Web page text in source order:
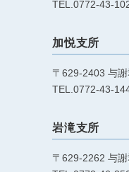
TEL.0772-43-
加悦支所
〒629-2403 与
TEL.0772-43-
岩滝支所
〒629-2262 与